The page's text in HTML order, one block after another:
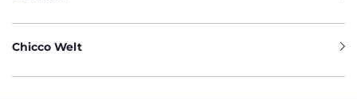
Chicco Welt